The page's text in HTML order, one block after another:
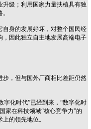
级；利用国家力量扶植具有独
身的发展好坏，对整个国民经
，因此独立自主地发展高端电子
，但与国外厂商相比差距仍然
化时代”已经到来，“数字化时
国家在科技领域“核心竞争力”的
的领先地位。